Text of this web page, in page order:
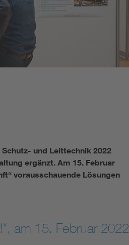
Naturschutz
und Leittechnik 2022
ergänzt. Am 15. Februar
vorausschauende Lösungen
am 15. Februar 2022